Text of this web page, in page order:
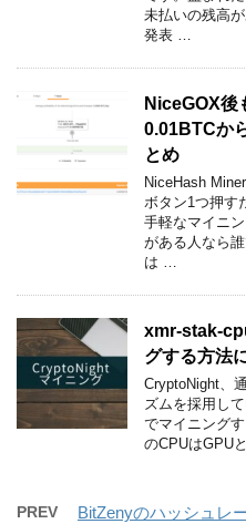
未払いの残高
発表 …
NiceGOX後
0.01BTCか
とめ
NiceHash
ボタン1つ押す
手軽なマイニ
がある人なら
は …
xmr-stak-
グする方法
CryptoNight、
ズムを採用し
でマイニング
のCPUはGPU
PREV
BitZenyのハッシュレ